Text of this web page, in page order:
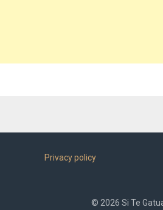
Privacy policy
© 2026 Si Te